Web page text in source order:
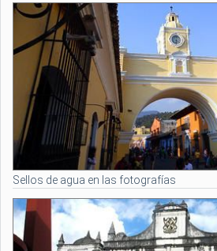
Sellos de agua en las fotografías